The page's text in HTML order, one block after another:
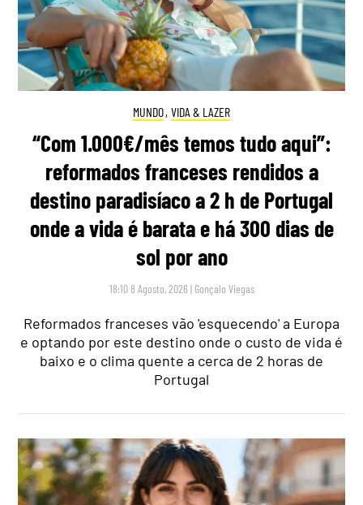
MUNDO, VIDA & LAZER
“Com 1.000€/mês temos tudo aqui”:
reformados franceses rendidos a
destino paradisíaco a 2 h de Portugal
onde a vida é barata e há 300 dias de
sol por ano
18:10 8 Agosto, 2026 | Gonçalo Viegas
Reformados franceses vão 'esquecendo' a Europa
e optando por este destino onde o custo de vida é
baixo e o clima quente a cerca de 2 horas de
Portugal